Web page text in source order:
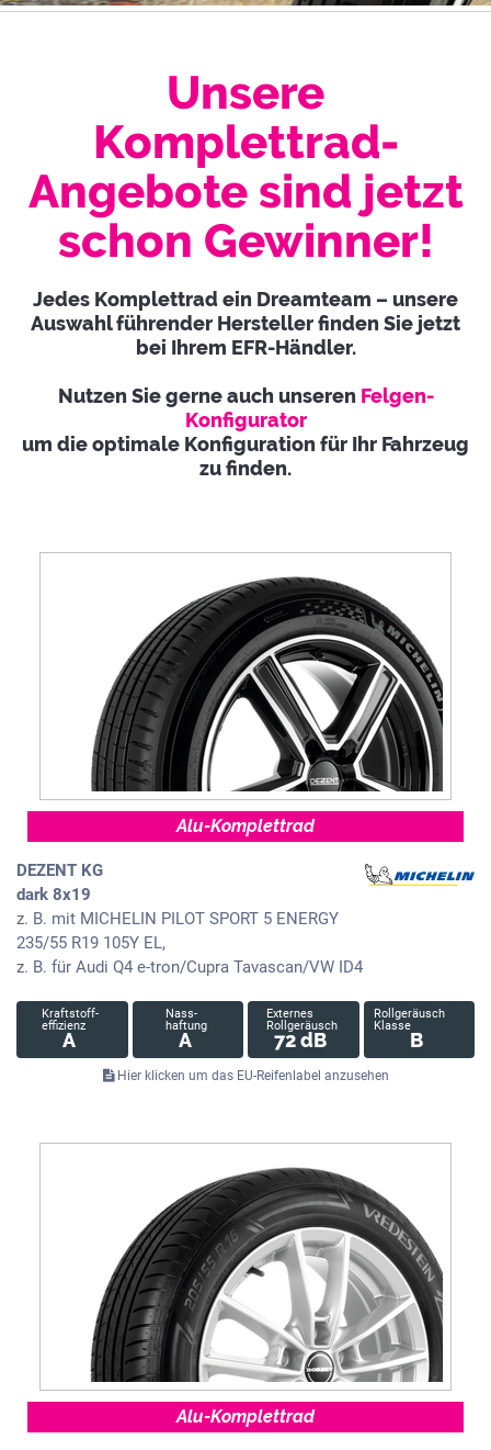
Unsere
Komplettrad-
Angebote sind jetzt
schon Gewinner!
Jedes Komplettrad ein Dreamteam – unsere
Auswahl führender Hersteller finden Sie jetzt
bei Ihrem EFR-Händler.
Nutzen Sie gerne auch unseren Felgen-
Konfigurator
um die optimale Konfiguration für Ihr Fahrzeug
zu finden.
Alu-Komplettrad
DEZENT KG
dark 8x19
z. B. mit MICHELIN PILOT SPORT 5 ENERGY
235/55 R19 105Y EL,
z. B. für Audi Q4 e-tron/Cupra Tavascan/VW ID4
Kraftstoff-
effizienz
A
Nass-
haftung
A
Externes
Rollgeräusch
72 dB
Rollgeräusch
Klasse
B
Hier klicken um das EU-Reifenlabel anzusehen
Alu-Komplettrad